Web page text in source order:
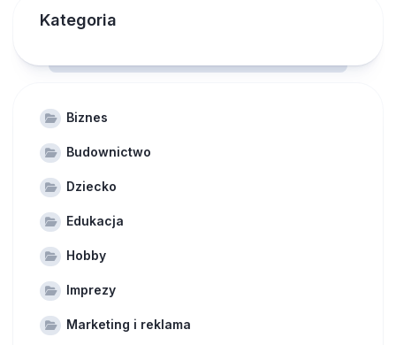
Kategoria
Biznes
Budownictwo
Dziecko
Edukacja
Hobby
Imprezy
Marketing i reklama